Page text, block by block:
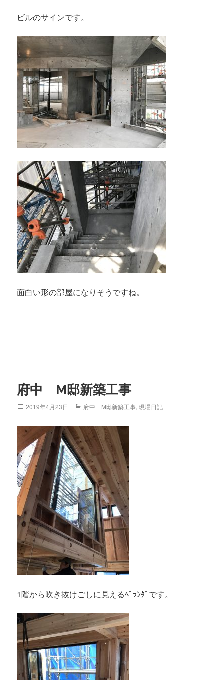
ビルのサインです。
面白い形の部屋になりそうですね。
府中 M邸新築工事
Posted
2019年4月23日 Categories
府中 M邸新築工事,現場日記
1階から吹き抜けごしに見えるﾍﾞﾗﾝﾀﾞです。